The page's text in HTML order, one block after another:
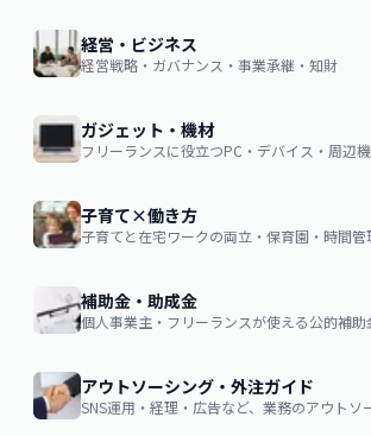
経営・ビジネス
経営戦略・ガバナンス・事業承継・知財
ガジェット・機材
フリーランスに役立つPC・デバイス・周辺
子育て×働き方
子育てと在宅ワークの両立・保育園・時間管
補助金・助成金
アウトソーシング・外注ガイド